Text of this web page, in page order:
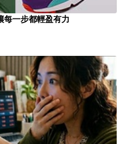
每一步都輕盈有力